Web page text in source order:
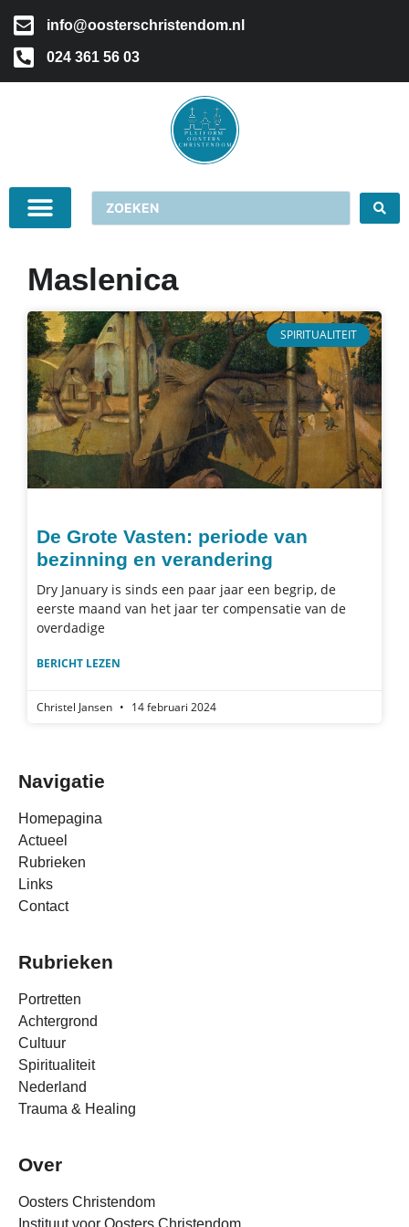
info@oosterschristendom.nl
024 361 56 03
Maslenica
SPIRITUALITEIT
De Grote Vasten: periode van
bezinning en verandering
Dry January is sinds een paar jaar een begrip, de
eerste maand van het jaar ter compensatie van de
overdadige
BERICHT LEZEN
Christel Jansen 14 februari 2024
Navigatie
Homepagina
Actueel
Rubrieken
Links
Contact
Rubrieken
Portretten
Achtergrond
Cultuur
Spiritualiteit
Nederland
Trauma & Healing
Over
Oosters Christendom
Instituut voor Oosters Christendom